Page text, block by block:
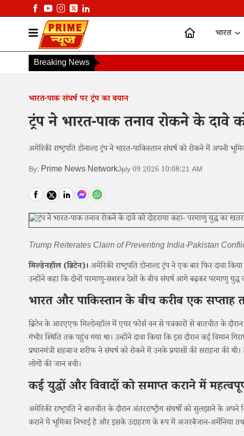
भारत
Breaking News
भारत-पाक संघर्ष पर ट्रंप का बयान
ट्रंप ने भारत-पाक तनाव रोकने के दावे
अमेरिकी राष्ट्रपति डोनाल्ड ट्रंप ने भारत-पाकिस्तान संघर्ष को रोकने में अपनी
By: Prime News NetworkJuly 09 2026 10:08:21 AM
Trump Reiterates Claim of Preventing India-Pakistan
मिल्डेनहॉल (ब्रिटेन)। अमेरिकी राष्ट्रपति डोनाल्ड ट्रंप ने एक बार फिर
उन्होंने कहा कि दोनों परमाणु-सशस्त्र देशों के बीच संघर्ष आगे बढ़कर परमाणु
भारत और पाकिस्तान के बीच करीब एक सप्ताह
ब्रिटेन के आरएएफ मिल्डेनहॉल में एयर फोर्स वन से पत्रकारों से बातचीत के
गंभीर स्थिति तक पहुंच गया था। उन्होंने दावा किया कि इस दौरान कई विमान
प्रधानमंत्री शहबाज शरीफ ने संघर्ष को रोकने में उनके प्रयासों की सराहना की
लोगों की जान बची।
कई युद्धों और विवादों को समाप्त कराने में
अमेरिकी राष्ट्रपति ने बातचीत के दौरान अंतरराष्ट्रीय संघर्षों को सुलझाने के
कराने में भूमिका निभाई है और इसके उदाहरण के रूप में अजरबैजान-अर्मेनिया तथा